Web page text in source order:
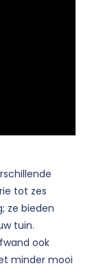
tot zes
ze bieden
tuin.
ook
minder mooi